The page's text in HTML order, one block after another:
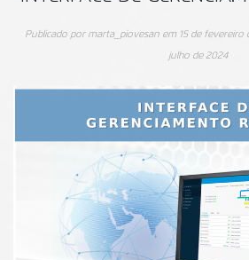
Publicado por marta_piovesanem 15 de fevereiro
julho de 2024